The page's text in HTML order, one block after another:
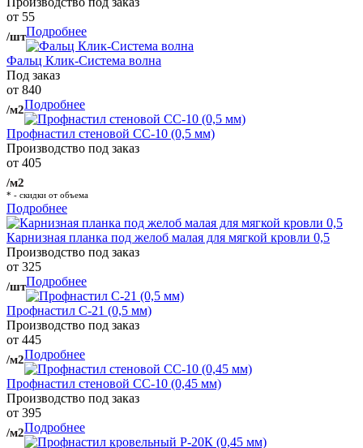
от 55
/штПодробнее
Фальц Клик-Система волна
Под заказ
от 840
/м2Подробнее
Профнастил стеновой СС-10 (0,5 мм)
Производство под заказ
от 405
/м2
* - скидки от объема
Подробнее
Карнизная планка под желоб малая для мягкой кровли 0,5
Производство под заказ
от 325
/штПодробнее
Профнастил С-21 (0,5 мм)
Производство под заказ
от 445
/м2Подробнее
Профнастил стеновой СС-10 (0,45 мм)
Производство под заказ
от 395
/м2Подробнее